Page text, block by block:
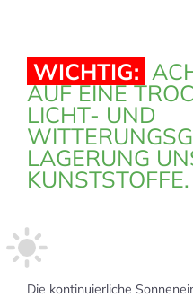
WICHTIG:
AUF EINE
LICHT- UND
LAGERUNG
KUNSTSTOFFE.
Die kontinuierliche